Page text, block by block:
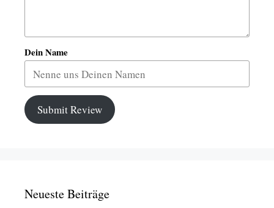
Dein Name
Submit Review
Neueste Beiträge